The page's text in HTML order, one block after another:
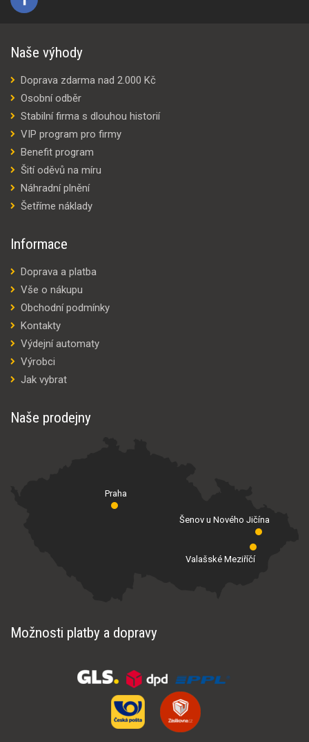
Naše výhody
Doprava zdarma nad 2.000 Kč
Osobní odběr
Stabilní firma s dlouhou historií
VIP program pro firmy
Benefit program
Šití oděvů na míru
Náhradní plnění
Šetříme náklady
Informace
Doprava a platba
Vše o nákupu
Obchodní podmínky
Kontakty
Výdejní automaty
Výrobci
Jak vybrat
Naše prodejny
Praha
Valašské Meziříčí
Šenov u Nového Jičína
Možnosti platby a dopravy